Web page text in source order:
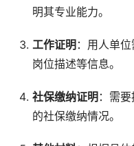
明其专业能力。
工作证明 ：用人单
岗位描述等信息。
社保缴纳证明 ：需
的社保缴纳情况。